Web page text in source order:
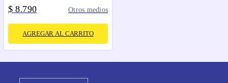
$ 8.790 Otros medios
AGREGAR AL CARRITO